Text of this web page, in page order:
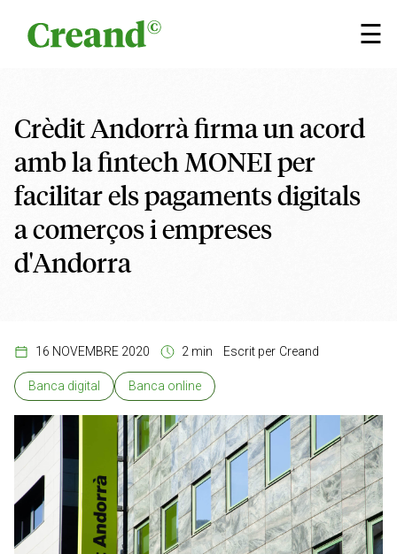
☰
×
Crèdit Andorrà firma un acord
amb la fintech MONEI per
facilitar els pagaments digitals
a comerços i empreses
d'Andorra
16 NOVEMBRE 2020 2 min Escrit per Creand
Banca digital Banca online